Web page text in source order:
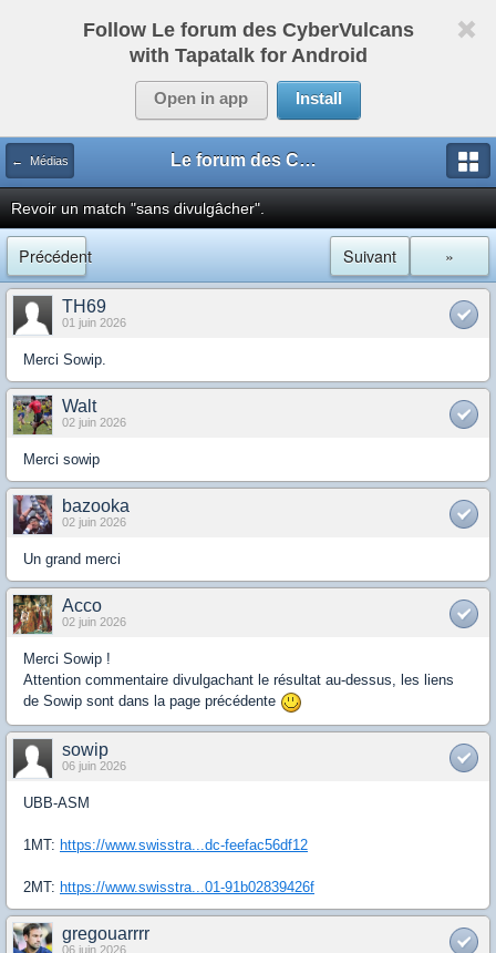
Follow Le forum des CyberVulcans
with Tapatalk for Android
Open in app Install
← Médias Le forum des CyberVulcans
Revoir un match "sans divulgâcher".
Précédent »
Suivant
TH69
01 juin 2026
Merci Sowip.
Walt
02 juin 2026
Merci sowip
bazooka
02 juin 2026
Un grand merci
Acco
02 juin 2026
Merci Sowip !
Attention commentaire divulgachant le résultat au-dessus, les liens
de Sowip sont dans la page précédente
sowip
06 juin 2026
UBB-ASM
1MT: https://www.swisstra...dc-feefac56df12
2MT: https://www.swisstra...01-91b02839426f
gregouarrrr
06 juin 2026